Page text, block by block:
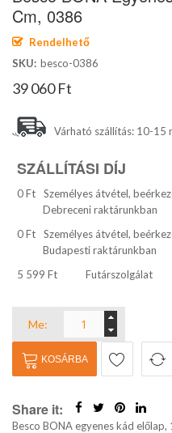
képgaléria
elejére
Cm, 0386
Rendelhető
SKU besco-0386
39 060 Ft
Várható szállítás: 10-15
SZÁLLÍTÁSI DÍJ
0 Ft
Személyes átvétel,
Debreceni raktárunkban
0 Ft
Személyes átvétel,
Budapesti raktárunkban
5 599 Ft
Futárszolgálat
Me:
KOSÁRBA
Share it:
Besco BONA egyenes kád